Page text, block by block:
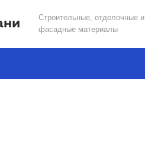
Строительные, отделочные и
фасадные материалы